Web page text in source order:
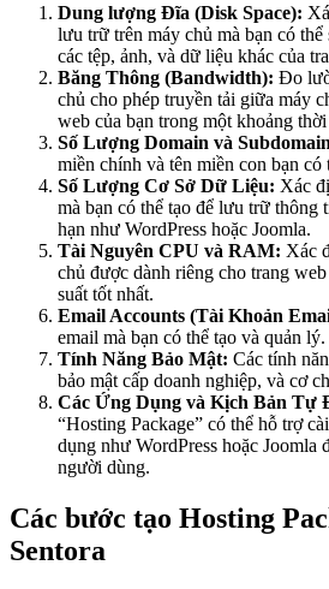
Dung lượng Đĩa (Disk Space):
lưu trữ trên máy chủ mà bạn có
các tệp, ảnh, và dữ liệu khác của
Băng Thông (Bandwidth): Đo
chủ cho phép truyền tải giữa máy
web của bạn trong một khoảng
Số Lượng Domain và
miền chính và tên miền con bạn
Số Lượng Cơ Sở Dữ Liệu: Xác
mà bạn có thể tạo để lưu trữ thông
hạn như WordPress hoặc Joomla.
Tài Nguyên CPU và RAM: Xác
chủ được dành riêng cho trang
suất tốt nhất.
Email Accounts (Tài Khoản
email mà bạn có thể tạo và quản lý.
Tính Năng Bảo Mật: Các tính
bảo mật cấp doanh nghiệp, và cơ
Các Ứng Dụng và Kịch Bản Tự
“Hosting Package” có thể hỗ trợ
dụng như WordPress hoặc Joomla
người dùng.
Các bước tạo Hosting
Sentora